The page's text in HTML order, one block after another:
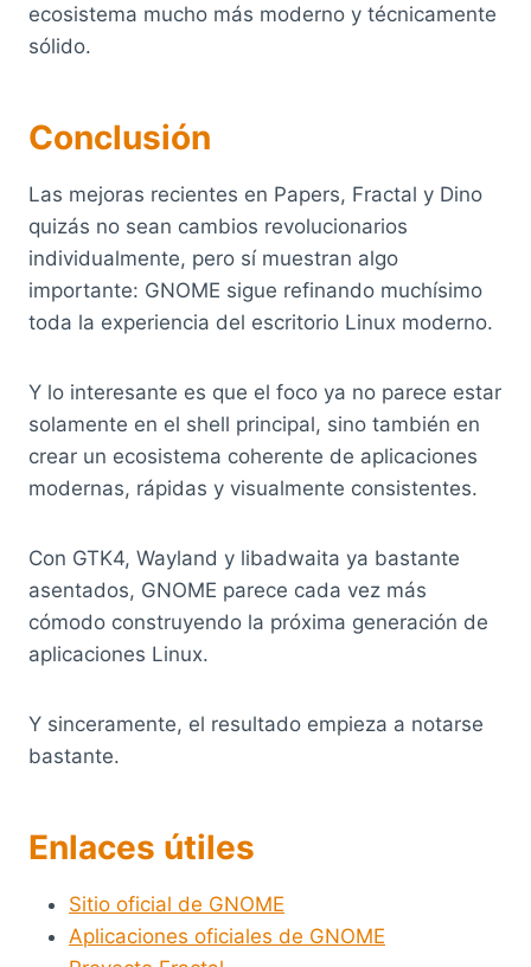
ecosistema mucho más moderno y técnicamente
sólido.
Conclusión
Las mejoras recientes en Papers, Fractal y Dino
quizás no sean cambios revolucionarios
individualmente, pero sí muestran algo
importante: GNOME sigue refinando muchísimo
toda la experiencia del escritorio Linux moderno.
Y lo interesante es que el foco ya no parece estar
solamente en el shell principal, sino también en
crear un ecosistema coherente de aplicaciones
modernas, rápidas y visualmente consistentes.
Con GTK4, Wayland y libadwaita ya bastante
asentados, GNOME parece cada vez más
cómodo construyendo la próxima generación de
aplicaciones Linux.
Y sinceramente, el resultado empieza a notarse
bastante.
Enlaces útiles
Sitio oficial de GNOME
Aplicaciones oficiales de GNOME